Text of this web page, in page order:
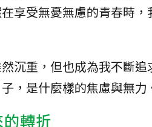
享受無憂無慮的青春時
沉重，但也成為我不斷
，是什麼樣的焦慮與無力
轉折